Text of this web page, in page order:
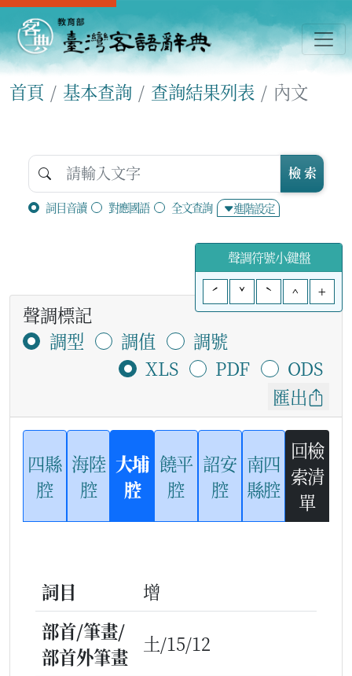
首頁 基本查詢 查詢結果列表 內文
詞目音讀 對應國語 全文查詢 進階設定
檢 索
聲調符號小鍵盤
ˊ
ˇ ˋ ^ +
聲調標記
調型
調值
調號
XLS
PDF
ODS
匯出
四縣
腔
海陸
腔
大埔
腔
饒平
腔
詔安
腔
南四
縣腔
回檢
索清
單
詞目
增
部首/筆畫/
部首外筆畫
土/15/12